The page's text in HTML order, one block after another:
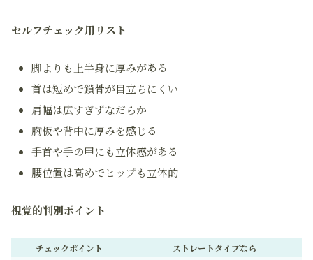
セルフチェック用リスト
脚よりも上半身に厚みがある
首は短めで鎖骨が目立ちにくい
肩幅は広すぎずなだらか
胸板や背中に厚みを感じる
手首や手の甲にも立体感がある
腰位置は高めでヒップも立体的
視覚的判別ポイント
チェックポイント
ストレートタイプなら